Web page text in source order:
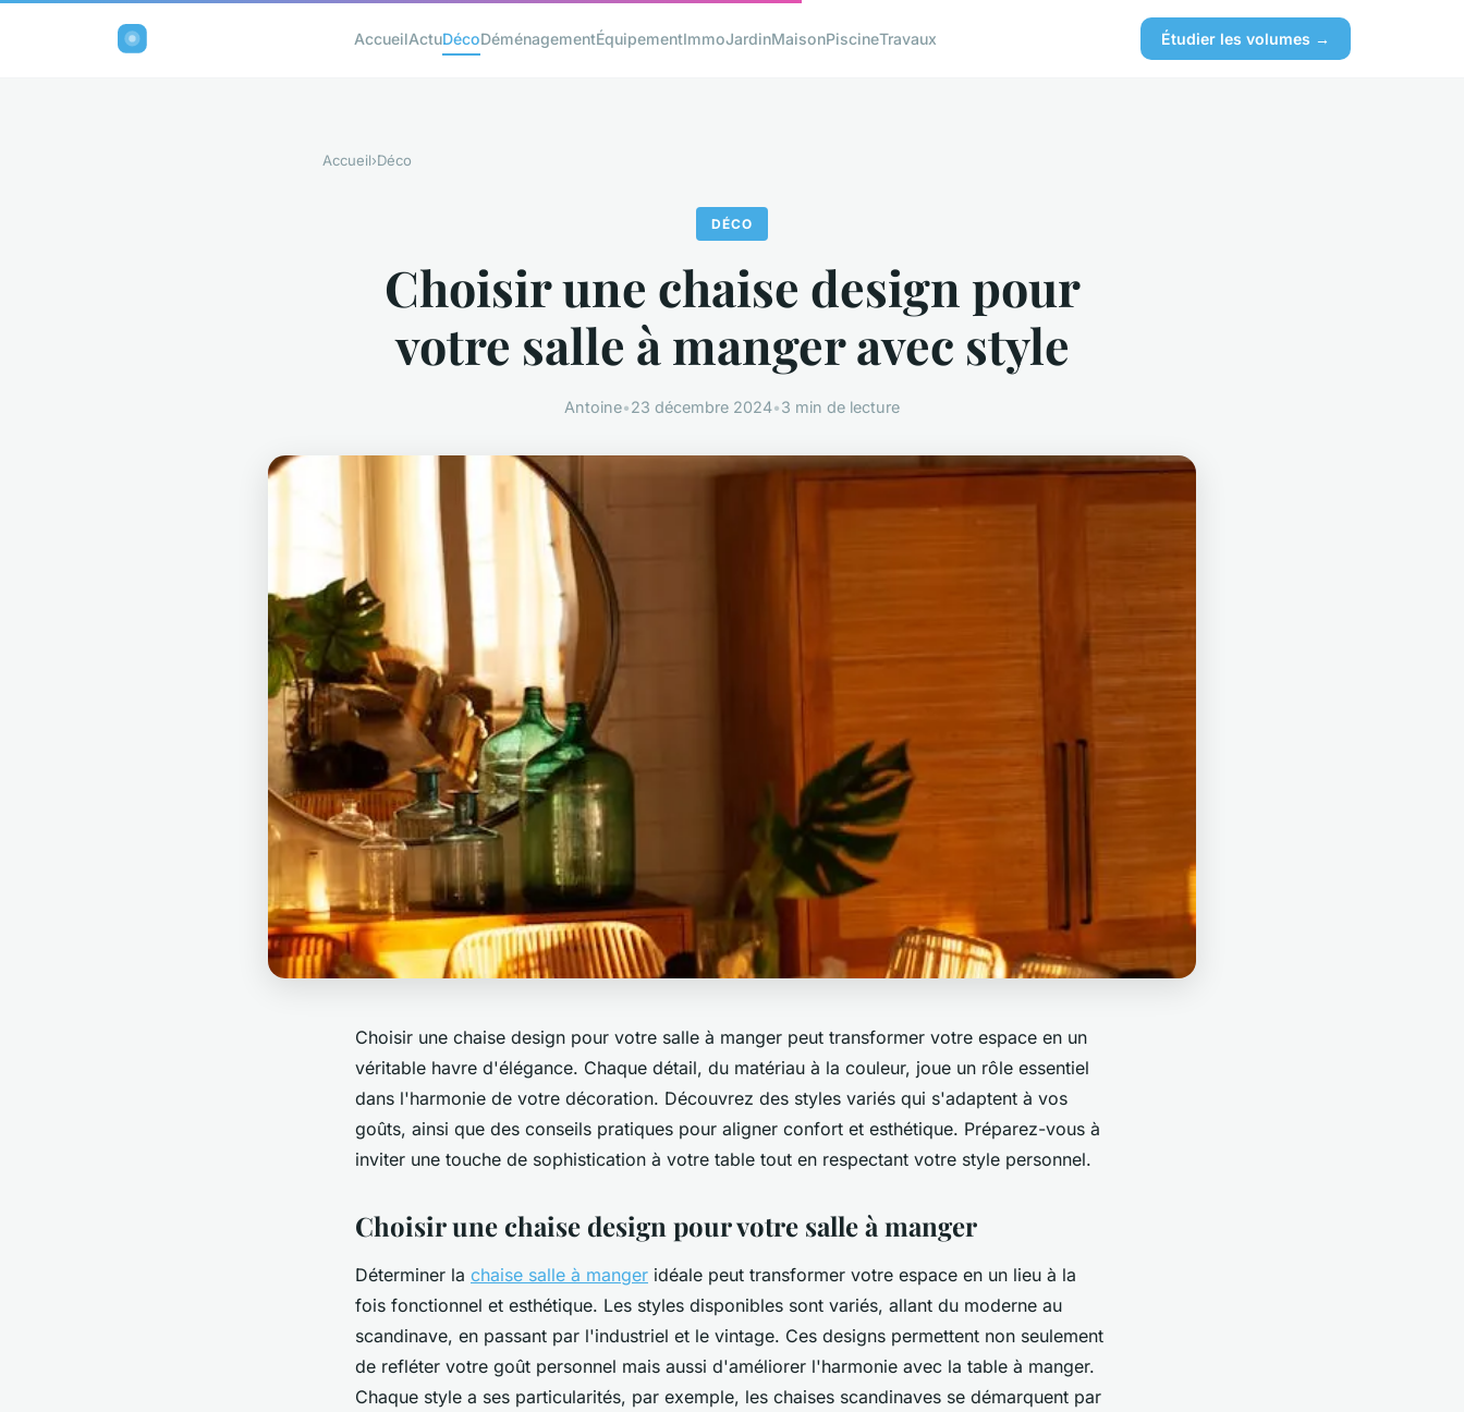
AccueilActuDécoDéménagementÉquipementImmoJardinMaisonPiscineTravaux Étudier les volumes →
Accueil›Déco
DÉCO
Choisir une chaise design pour
votre salle à manger avec style
Antoine•23 décembre 2024•3 min de lecture
Choisir une chaise design pour votre salle à manger peut transformer votre espace en un
véritable havre d'élégance. Chaque détail, du matériau à la couleur, joue un rôle essentiel
dans l'harmonie de votre décoration. Découvrez des styles variés qui s'adaptent à vos
goûts, ainsi que des conseils pratiques pour aligner confort et esthétique. Préparez-vous à
inviter une touche de sophistication à votre table tout en respectant votre style personnel.
Choisir une chaise design pour votre salle à manger
Déterminer la chaise salle à manger idéale peut transformer votre espace en un lieu à la
fois fonctionnel et esthétique. Les styles disponibles sont variés, allant du moderne au
scandinave, en passant par l'industriel et le vintage. Ces designs permettent non seulement
de refléter votre goût personnel mais aussi d'améliorer l'harmonie avec la table à manger.
Chaque style a ses particularités, par exemple, les chaises scandinaves se démarquent par